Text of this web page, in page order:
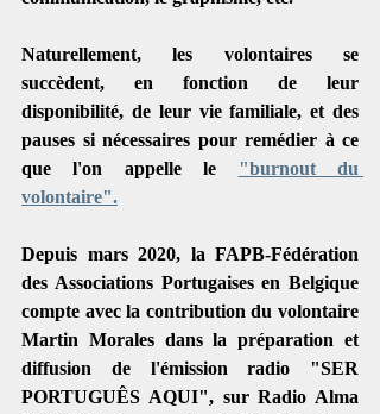
Naturellement, les volontaires se
succèdent, en fonction de leur
disponibilité, de leur vie familiale, et des
pauses si nécessaires pour remédier à ce
que l'on appelle le "burnout du
volontaire".
Depuis mars 2020, la FAPB-Fédération
des Associations Portugaises en Belgique
compte avec la contribution du volontaire
Martin Morales dans la préparation et
diffusion de l'émission radio "SER
PORTUGUÊS AQUI", sur Radio Alma